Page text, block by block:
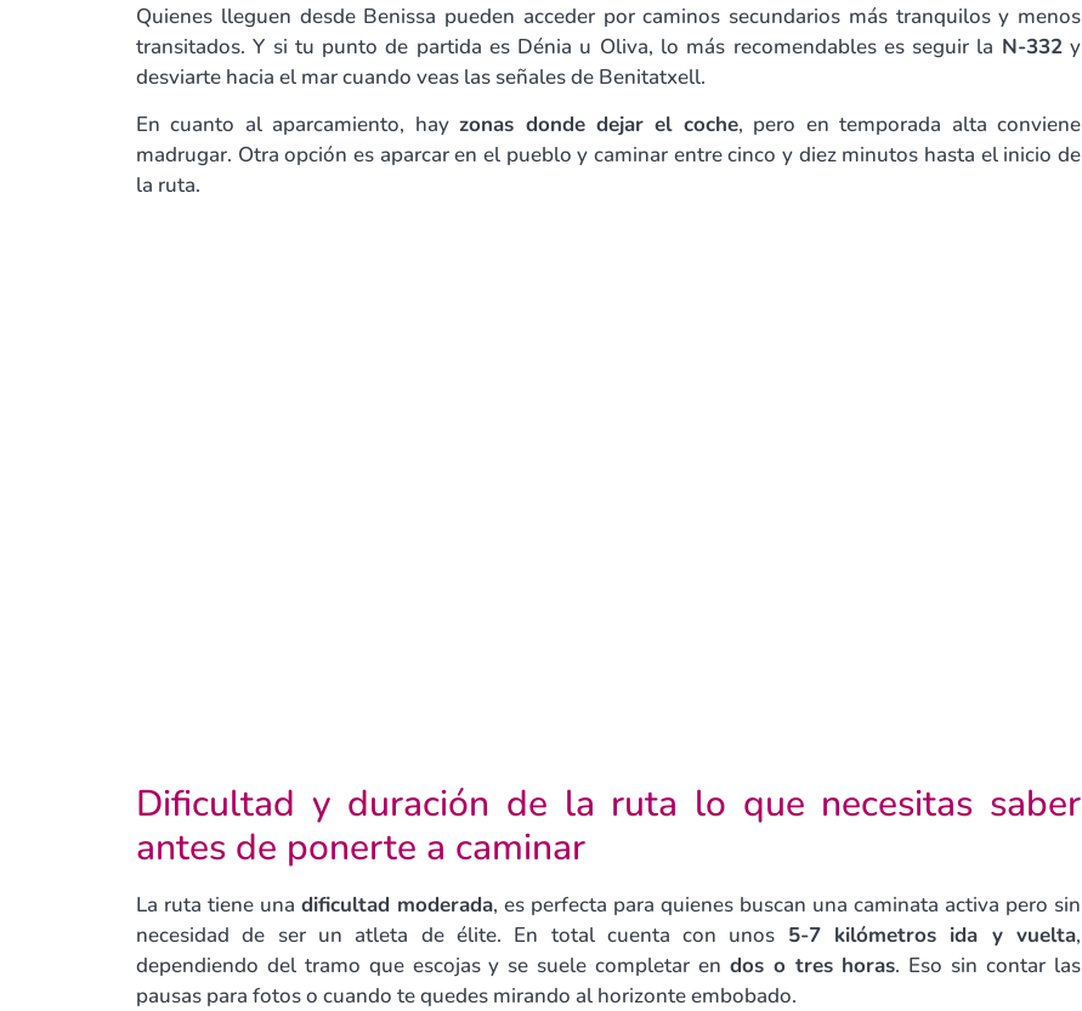
Quienes lleguen desde Benissa pueden acceder por caminos secundarios más tranquilos y menos
transitados. Y si tu punto de partida es Dénia u Oliva, lo más recomendables es seguir la N-332y
desviarte hacia el mar cuando veas las señales de Benitatxell.
En cuanto al aparcamiento, hayzonas donde dejar el coche, pero en temporada alta conviene
madrugar. Otra opción es aparcar en el pueblo y caminar entre cinco y diez minutos hasta el inicio de
la ruta.
Dificultad y duración de la ruta lo que necesitas saber
antes de ponerte a caminar
La ruta tiene una dificultad moderada, es perfecta para quienes buscan una caminata activa pero sin
necesidad de ser un atleta de élite. En total cuenta con unos 5-7 kilómetros ida y vuelta,
dependiendo del tramo que escojas y se suele completar en dos o tres horas. Eso sin contar las
pausas para fotos o cuando te quedes mirando al horizonte embobado.